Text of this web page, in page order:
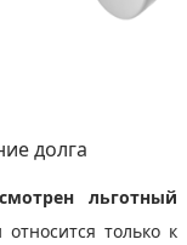
долга
льготный
только к